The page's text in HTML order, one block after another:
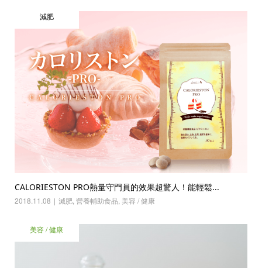
減肥
CALORIESTON PRO熱量守門員的效果超驚人！能輕鬆...
2018.11.08 減肥, 營養輔助食品 美容 / 健康
美容 / 健康